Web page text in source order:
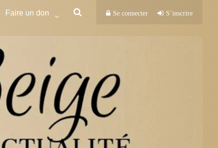
Faire un don Se connecter S’inscrire